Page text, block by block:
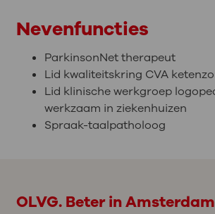
Nevenfuncties
ParkinsonNet therapeut
Lid kwaliteitskring CVA
Lid klinische werkgroep
werkzaam in ziekenhuizen
Spraak-taalpatholoog
OLVG. Beter in Amsterdam